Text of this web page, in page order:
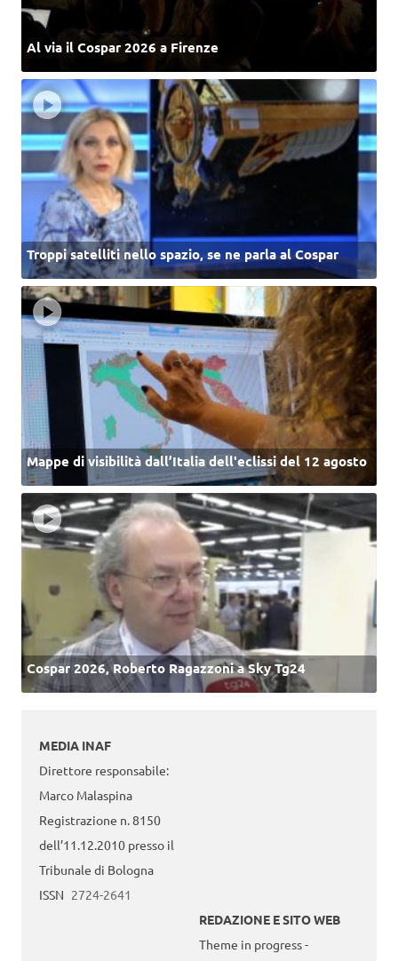
Al via il Cospar 2026 a Firenze
Troppi satelliti nello spazio, se ne parla al Cospar
Mappe di visibilità dall’Italia dell'eclissi del 12 agosto
Cospar 2026, Roberto Ragazzoni a Sky Tg24
MEDIA INAF
Direttore responsabile:
Marco Malaspina
Registrazione n. 8150
dell’11.12.2010 presso il
Tribunale di Bologna
ISSN 2724-2641
REDAZIONE E SITO WEB
Theme in progress -